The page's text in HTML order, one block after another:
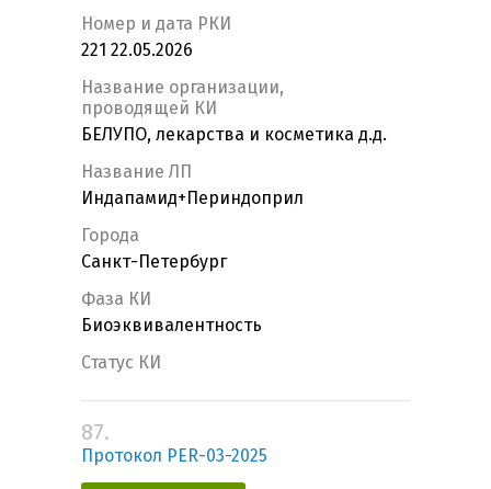
Номер и дата РКИ
221 22.05.2026
Название организации,
проводящей КИ
БЕЛУПО, лекарства и косметика д.д.
Название ЛП
Индапамид+Периндоприл
Города
Санкт-Петербург
Фаза КИ
Биоэквивалентность
Статус КИ
87.
Протокол PER-03-2025